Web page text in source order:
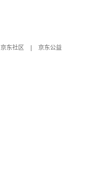
京东社区
京东公益